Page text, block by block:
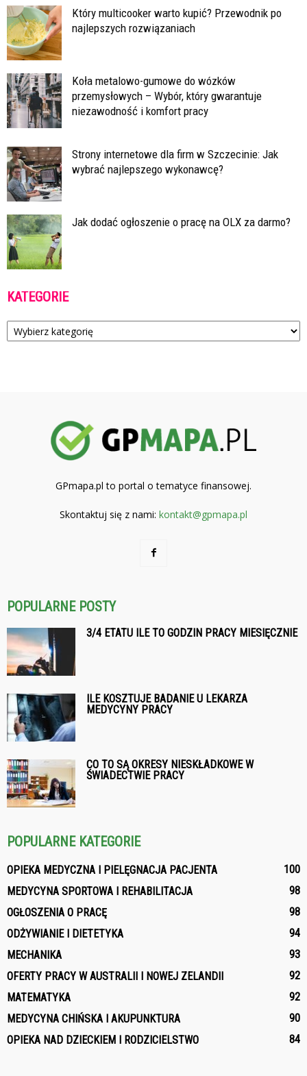
Który multicooker warto kupić? Przewodnik po
najlepszych rozwiązaniach
Koła metalowo-gumowe do wózków
przemysłowych – Wybór, który gwarantuje
niezawodność i komfort pracy
Strony internetowe dla firm w Szczecinie: Jak
wybrać najlepszego wykonawcę?
Jak dodać ogłoszenie o pracę na OLX za darmo?
KATEGORIE
Kategorie
GPmapa.pl to portal o tematyce finansowej.
Skontaktuj się z nami: kontakt@gpmapa.pl
POPULARNE POSTY
3/4 ETATU ILE TO GODZIN PRACY MIESIĘCZNIE
ILE KOSZTUJE BADANIE U LEKARZA
MEDYCYNY PRACY
CO TO SĄ OKRESY NIESKŁADKOWE W
ŚWIADECTWIE PRACY
POPULARNE KATEGORIE
OPIEKA MEDYCZNA I PIELĘGNACJA PACJENTA
100
MEDYCYNA SPORTOWA I REHABILITACJA
98
OGŁOSZENIA O PRACĘ
98
ODŻYWIANIE I DIETETYKA
94
MECHANIKA
93
OFERTY PRACY W AUSTRALII I NOWEJ ZELANDII
92
MATEMATYKA
92
MEDYCYNA CHIŃSKA I AKUPUNKTURA
90
OPIEKA NAD DZIECKIEM I RODZICIELSTWO
84